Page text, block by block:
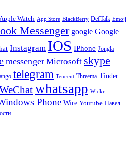
Watch App Store BlackBerry DefTalk Emoji
Messenger google Google
Instagram IOS IPhone Jongla
messenger Microsoft skype
telegram Tencent Threema Tinder
whatsapp Wickr
Phone Wire Youtube Павел